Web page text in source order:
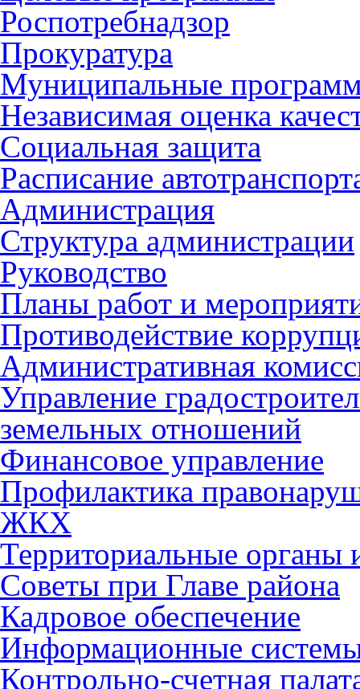
Роспотребнадзор
Прокуратура
Муниципальные
Независимая оценка
Социальная защита
Расписание
Администрация
Структура администрации
Руководство
Планы работ и
Противодействие
Административная
Управление
земельных отношений
Финансовое управление
Профилактика
ЖКХ
Территориальные органы
Советы при Главе района
Кадровое обеспечение
Информационные
Контрольно-счетная